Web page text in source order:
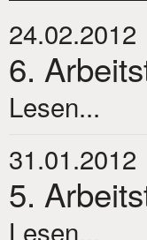
24.02.2012
6.
Lesen...
31.01.2012
5.
Lesen...